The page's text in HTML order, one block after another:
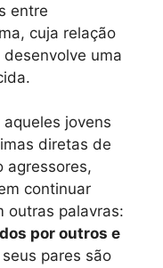
entre
cuja relação
uma
jovens
diretas de
agressores,
continuar
outras palavras:
por outros e
seus pares são